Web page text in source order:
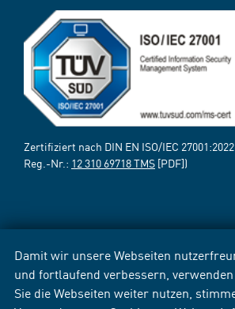
Damit wir unsere Webseiten
und fortlaufend verbessern,
Sie die Webseiten weiter nutzen,
Zertifiziert nach DIN EN ISO/IEC
Reg.-Nr.: 12 310 69718 TMS [PDF])